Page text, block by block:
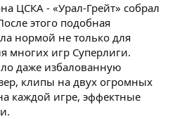
ЦСКА - «Урал-Грейт» собрал
этого подобная
нормой не только для
многих игр Суперлиги.
даже избалованную
клипы на двух огромных
каждой игре, эффектные